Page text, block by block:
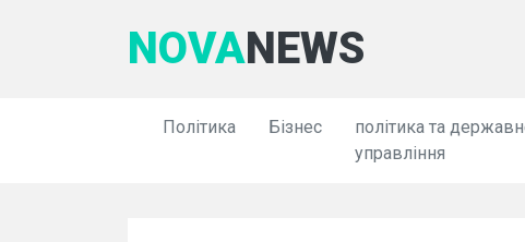
NOVANEWS
Політика Бізнес
політика та
управління